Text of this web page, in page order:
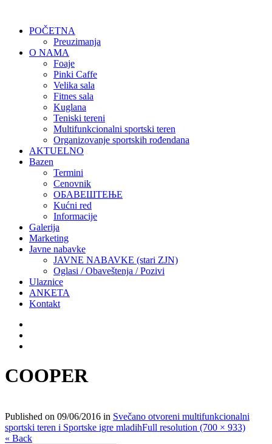
POČETNA
Preuzimanja
O NAMA
Foaje
Pinki Caffe
Velika sala
Fitnes sala
Kuglana
Teniski tereni
Multifunkcionalni sportski teren
Organizovanje sportskih rođendana
AKTUELNO
Bazen
Termini
Cenovnik
ОБАВЕШТЕЊЕ
Kućni red
Informacije
Galerija
Marketing
Javne nabavke
JAVNE NABAVKE (stari ZJN)
Oglasi / Obaveštenja / Pozivi
Ulaznice
ANKETA
Kontakt
COOPER
Published on 09/06/2016 in Svečano otvoreni multifunkcionalni
sportski teren i Sportske igre mladihFull resolution (700 × 933)
« Back